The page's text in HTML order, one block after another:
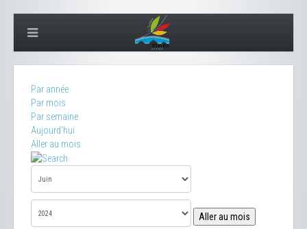
Par année
Par mois
Par semaine
Aujourd'hui
Aller au mois
Aller au mois